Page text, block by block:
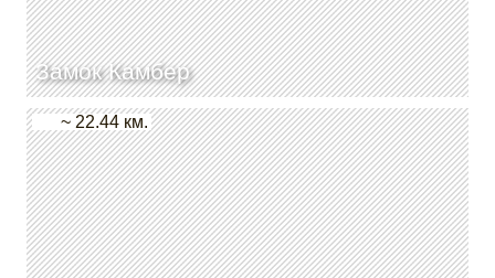
Замок Камбер
~ 22.44 км.